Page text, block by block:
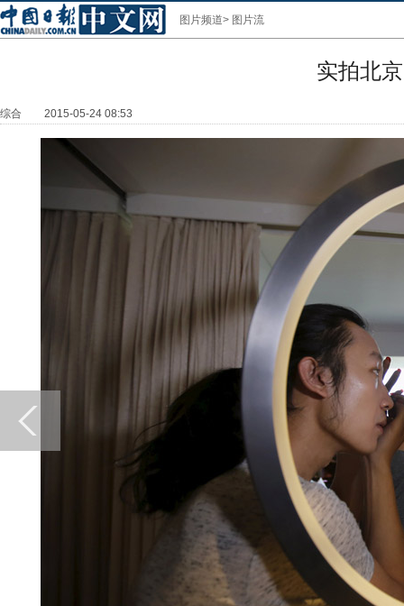
图片频道> 图片流
实拍北
综合 2015-05-24 08:53